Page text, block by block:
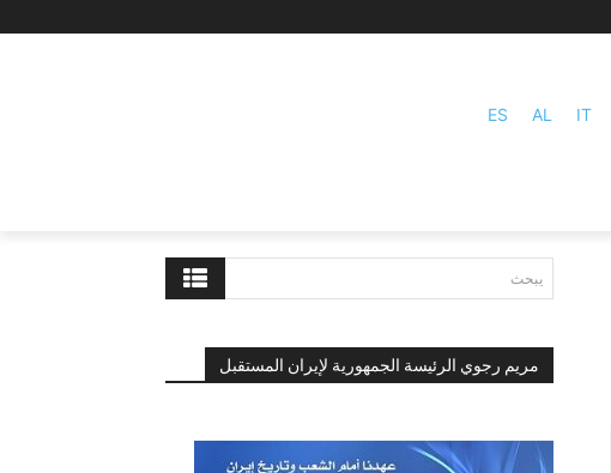
ES AL IT
يبحث
مريم رجوي الرئيسة الجمهورية لإيران المستقبل